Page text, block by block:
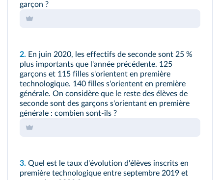
garçon ?
2. En juin 2020, les effectifs de seconde sont 25 %
plus importants que l'année précédente. 125
garçons et 115 filles s'orientent en première
technologique. 140 filles s'orientent en première
générale. On considère que le reste des élèves de
seconde sont des garçons s'orientant en première
générale : combien sont-ils ?
3. Quel est le taux d'évolution d'élèves inscrits en
première technologique entre septembre 2019 et